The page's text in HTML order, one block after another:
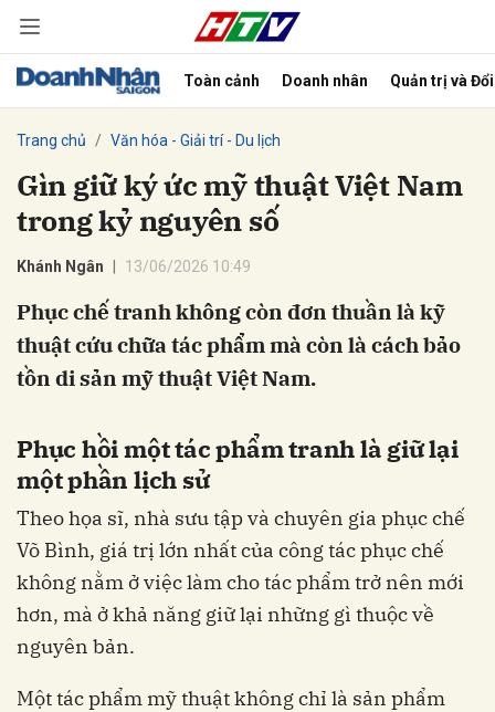
Toàn cảnh Doanh nhân Quản trị và
Trang chủ Văn hóa - Giải trí - Du lịch
Gìn giữ ký ức mỹ thuật Việt Nam
trong kỷ nguyên số
Khánh Ngân 13/06/2026 10:49
Phục chế tranh không còn đơn thuần là kỹ
thuật cứu chữa tác phẩm mà còn là cách bảo
tồn di sản mỹ thuật Việt Nam.
Phục hồi một tác phẩm tranh là giữ lại
một phần lịch sử
Theo họa sĩ, nhà sưu tập và chuyên gia phục chế
Võ Bình, giá trị lớn nhất của công tác phục chế
không nằm ở việc làm cho tác phẩm trở nên mới
hơn, mà ở khả năng giữ lại những gì thuộc về
nguyên bản.
Một tác phẩm mỹ thuật không chỉ là sản phẩm